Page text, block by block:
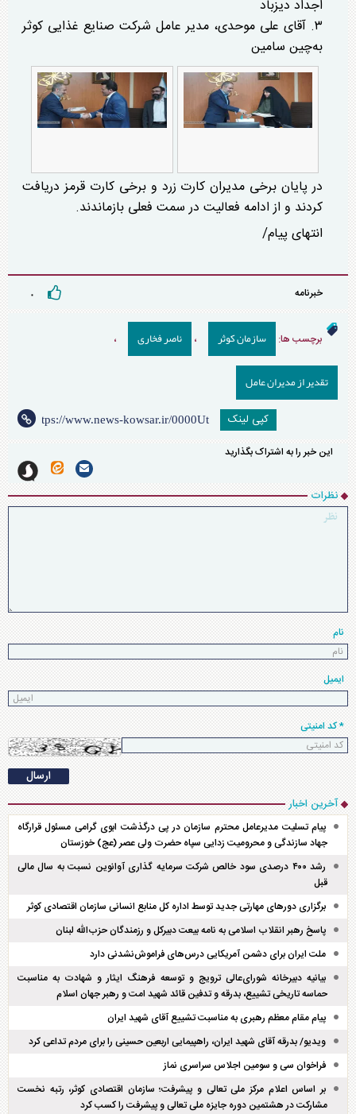
اجداد دیزباد
۳. آقای علی موحدی، مدیر عامل شرکت صنایع غذایی کوثر
به‌چین سامین
در پایان برخی مدیران کارت زرد و برخی کارت قرمز دریافت
کردند و از ادامه فعالیت در سمت فعلی بازماندند.
انتهای پیام/
خبرنامه ۰
برچسب ها: سازمان کوثر ، ناصر فخاری ،
تقدیر از مدیران عامل
کپی لینک
این خبر را به اشتراک بگذارید
نظرات
نام
ایمیل
* کد امنیتی
آخرین اخبار
پیام تسلیت مدیرعامل محترم سازمان در پی درگذشت ابوی گرامی مسئول قرارگاه
جهاد سازندگی و محرومیت زدایی سپاه حضرت ولی عصر (عج) خوزستان
رشد ۴۰۰ درصدی سود خالص شرکت سرمایه گذاری آوانوین نسبت به سال مالی
قبل
برگزاری دور‌های مهارتی جدید توسط اداره کل منابع انسانی سازمان اقتصادی کوثر
پاسخ رهبر انقلاب اسلامی به نامه بیعت دبیرکل و رزمندگان حزب‌الله لبنان
ملت ایران برای دشمن آمریکایی درس‌های فراموش‌نشدنی دارد
بیانیه دبیرخانه شورای‌عالی ترویج و توسعه فرهنگ ایثار و شهادت به مناسبت
حماسه تاریخی تشییع، بدرقه و تدفین قائد شهید امت و رهبر جهان اسلام
پیام مقام معظم رهبری به مناسبت تشییع آقای شهید ایران
ویدیو/ بدرقه آقای شهید ایران، راهپیمایی اربعین حسینی را برای مردم تداعی کرد
فراخوان سی و سومین اجلاس سراسری نماز
بر اساس اعلام مرکز ملی تعالی و پیشرفت؛ سازمان اقتصادی کوثر، رتبه نخست
مشارکت در هشتمین دوره جایزه ملی تعالی و پیشرفت را کسب کرد